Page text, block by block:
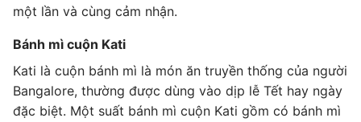
một lần và cùng cảm nhận.
Bánh mì cuộn Kati
Kati là cuộn bánh mì là món ăn truyền thống của người
Bangalore, thường được dùng vào dịp lễ Tết hay ngày
đặc biệt. Một suất bánh mì cuộn Kati gồm có bánh mì